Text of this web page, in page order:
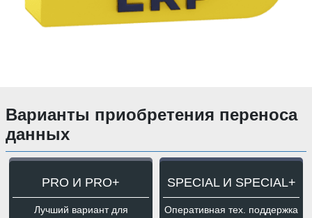
Варианты приобретения переноса
данных
PRO И PRO+
Лучший вариант для
SPECIAL И SPECIAL+
Оперативная тех. поддержка